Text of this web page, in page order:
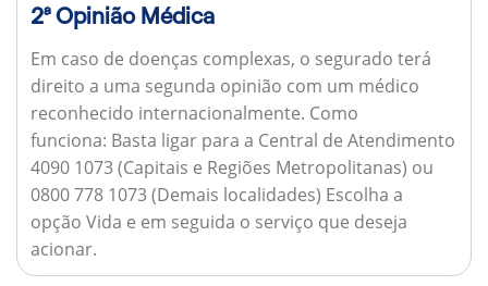
2ª Opinião Médica
Em caso de doenças complexas, o segurado terá
direito a uma segunda opinião com um médico
reconhecido internacionalmente. Como
funciona: Basta ligar para a Central de Atendimento
4090 1073 (Capitais e Regiões Metropolitanas) ou
0800 778 1073 (Demais localidades) Escolha a
opção Vida e em seguida o serviço que deseja
acionar.